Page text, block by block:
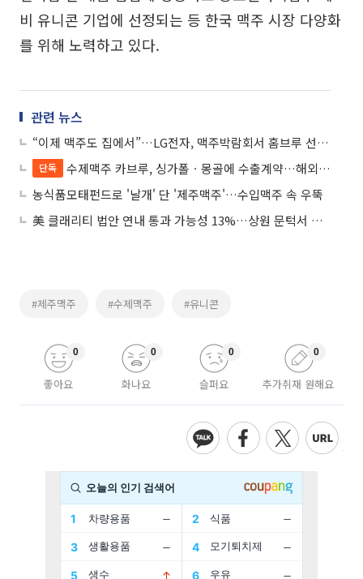
비 유니콘 기업에 선정되는 등 한국 맥주 시장 다양화
를 위해 노력하고 있다.
관련 뉴스
“이제 맥주도 집에서”…LG전자, 맥주박람회서 홈브루 선보여
단독
수제맥주 카브루, 싱가폴ㆍ몽골에 수출계약…해외 진출 '속도'
농식품모태펀드로 '날개' 단 '제주맥주'…수입맥주 속 우뚝
美 클래리티 법안 연내 통과 가능성 13%…상원 문턱서 제동
#제주맥주 #수제맥주 #유니콘
좋아요
0
화나요
0
슬퍼요
0
추가취재 원해요
0